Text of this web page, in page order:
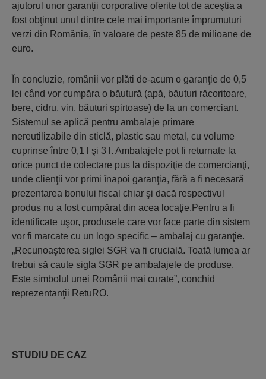
ajutorul unor garanţii corporative oferite tot de aceştia a
fost obţinut unul dintre cele mai importante împrumuturi
verzi din România, în valoare de peste 85 de milioane de
euro.
În concluzie, românii vor plăti de-acum o garanţie de 0,5
lei când vor cumpăra o băutură (apă, băuturi răcoritoare,
bere, cidru, vin, băuturi spirtoase) de la un comerciant.
Sistemul se aplică pentru ambalaje primare
nereutilizabile din sticlă, plastic sau metal, cu volume
cuprinse între 0,1 l şi 3 l. Ambalajele pot fi returnate la
orice punct de colectare pus la dispoziţie de comercianţi,
unde clienţii vor primi înapoi garanţia, fără a fi necesară
prezentarea bonului fiscal chiar şi dacă respectivul
produs nu a fost cumpărat din acea locaţie.Pentru a fi
identificate uşor, produsele care vor face parte din sistem
vor fi marcate cu un logo specific – ambalaj cu garanţie.
„Recunoaşterea siglei SGR va fi crucială. Toată lumea ar
trebui să caute sigla SGR pe ambalajele de produse.
Este simbolul unei Românii mai curate”, conchid
reprezentanţii RetuRO.
STUDIU DE CAZ